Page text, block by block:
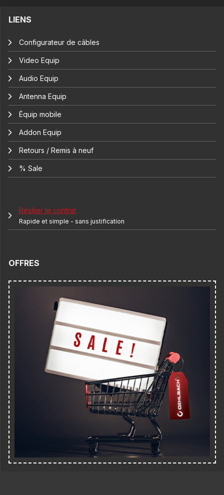
LIENS
Configurateur de câbles
Video Equip
Audio Equip
Antenna Equip
Équip mobile
Addon Equip
Retours / Remis à neuf
% Sale
Résilier le contrat
Rapide et simple - sans justification
OFFRES